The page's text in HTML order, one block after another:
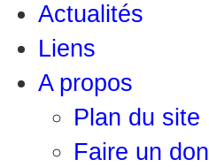
Actualités
Liens
A propos
Plan du site
Faire un don